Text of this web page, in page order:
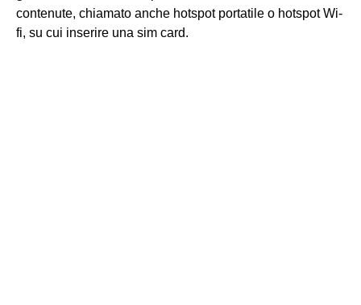
contenute, chiamato anche hotspot portatile o hotspot Wi-
fi, su cui inserire una sim card.